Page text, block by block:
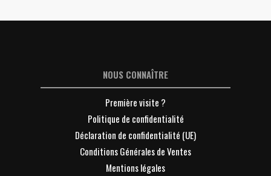
NOUS CONNAÎTRE
Première visite ?
Politique de confidentialité
Déclaration de confidentialité (UE)
Conditions Générales de Ventes
Mentions légales